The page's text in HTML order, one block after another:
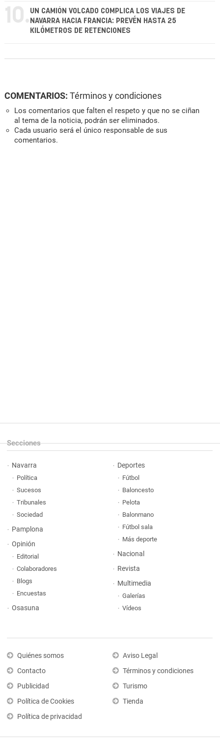
10. UN CAMIÓN VOLCADO COMPLICA LOS VIAJES DE
NAVARRA HACIA FRANCIA: PREVÉN HASTA 25
KILÓMETROS DE RETENCIONES
COMENTARIOS: Términos y condiciones
Los comentarios que falten el respeto y que no se ciñan
al tema de la noticia, podrán ser eliminados.
Cada usuario será el único responsable de sus
comentarios.
Secciones
Navarra
Política
Sucesos
Tribunales
Sociedad
Pamplona
Opinión
Editorial
Colaboradores
Blogs
Encuestas
Osasuna
Deportes
Fútbol
Baloncesto
Pelota
Balonmano
Fútbol sala
Más deporte
Nacional
Revista
Multimedia
Galerías
Vídeos
Quiénes somos
Contacto
Publicidad
Política de Cookies
Política de privacidad
Aviso Legal
Términos y condiciones
Turismo
Tienda